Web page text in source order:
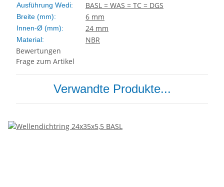
Ausführung Wedi: BASL = WAS = TC = DGS
Breite (mm): 6 mm
Innen-Ø (mm): 24 mm
Material:
NBR
Bewertungen
Frage zum Artikel
Verwandte Produkte...